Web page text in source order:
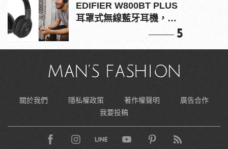
EDIFIER W800BT PLUS
耳罩式無線藍牙耳機，在
5
關於我們 隱私權政策 著作權聲明
廣告合作
我要投稿